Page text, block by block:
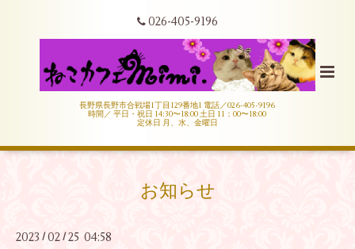
026-405-9196
長野県長野市合戦場1丁目129番地1 電話／026-405-9196
時間／ 平日・祝日 14:30〜18:00 土日 11：00〜18:00
定休日 月、水、金曜日
お知らせ
2023 /02 /25 04:58